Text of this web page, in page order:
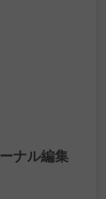
ナル編集